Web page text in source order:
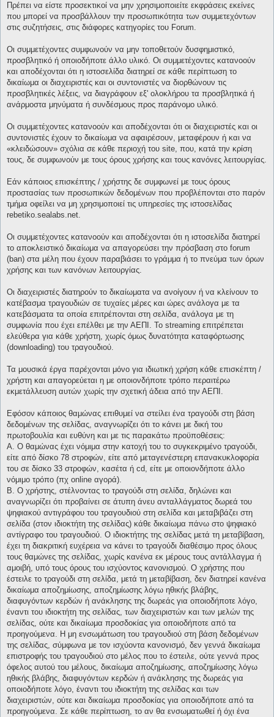
Πρέπει να είστε προσεκτικοί να μην χρησιμοποιείτε εκφράσεις εκείνες
που μπορεί να προσβάλλουν την προσωπικότητα των συμμετεχόντων
στις συζητήσεις, στις διάφορες κατηγορίες του Forum.
Οι συμμετέχοντες συμφωνούν να μην τοποθετούν δυσφημιστικό,
προσβλητικό ή οποιοδήποτε άλλο υλικό. Οι συμμετέχοντες κατανοούν
και αποδέχονται ότι η ιστοσελίδα διατηρεί σε κάθε περίπτωση το
δικαίωμα οι διαχειριστές και οι συντονιστές να διορθώνουν τις
προσβλητικές λέξεις, να διαγράφουν εξ' ολοκλήρου τα προσβλητικά ή
ανάρμοστα μηνύματα ή συνδέσμους προς παράνομο υλικό.
Οι συμμετέχοντες κατανοούν και αποδέχονται ότι οι διαχειριστές και οι
συντονιστές έχουν το δικαίωμα να αφαιρέσουν, μεταφέρουν ή και να
«κλειδώσουν» σχόλια σε κάθε περιοχή του site, που, κατά την κρίση
τους, δε συμφωνούν με τους όρους χρήσης και τους κανόνες λειτουργίας.
Εάν κάποιος επισκέπτης / χρήστης δε συμφωνεί με τους όρους
προστασίας των προσωπικών δεδομένων που προβλέπονται στο παρόν
τμήμα οφείλει να μη χρησιμοποιεί τις υπηρεσίες της ιστοσελίδας
rebetiko.sealabs.net.
Οι συμμετέχοντες κατανοούν και αποδέχονται ότι η ιστοσελίδα διατηρεί
το αποκλειστικό δικαίωμα να απαγορεύσει την πρόσβαση στο forum
(ban) στα μέλη που έχουν παραβιάσει το γράμμα ή το πνεύμα των όρων
χρήσης και των κανόνων λειτουργίας.
Οι διαχειριστές διατηρούν το δικαίωματα να ανοίγουν ή να κλείνουν το
κατέβασμα τραγουδιών σε τυχαίες μέρες και ώρες ανάλογα με τα
κατεβάσματα τα οποία επιτρέπονται στη σελίδα, ανάλογα με τη
συμφωνία που έχει επέλθει με την ΑΕΠΙ. Το streaming επιτρέπεται
ελεύθερα για κάθε χρήστη, χωρίς όμως δυνατότητα καταφόρτωσης
(downloading) του τραγουδιού.
Τα μουσικά έργα παρέχονται μόνο για ιδιωτική χρήση κάθε επισκέπτη /
χρήστη και απαγορεύεται η με οποιονδήποτε τρόπο περαιτέρω
εκμετάλλευση αυτών χωρίς την σχετική άδεια από την ΑΕΠΙ.
Εφόσον κάποιος θαμώνας επιθυμεί να στείλει ένα τραγούδι στη βάση
δεδομένων της σελίδας, αναγνωρίζει ότι το κάνει με δική του
πρωτοβουλία και ευθύνη και με τις παρακάτω προϋποθέσεις:
Α. Ο θαμώνας έχει νόμιμα στην κατοχή του το συγκεκριμένο τραγούδι,
είτε από δίσκο 78 στροφών, είτε από μεταγενέστερη επανακυκλοφορία
του σε δίσκο 33 στροφών, κασέτα ή cd, είτε με οποιονδήποτε άλλο
νόμιμο τρόπο (πχ online αγορά).
Β. Ο χρήστης, στέλνοντας το τραγούδι στη σελίδα, δηλώνει και
αναγνωρίζει ότι προβαίνει σε άτυπη άνευ ανταλλάγματος δωρεά του
ψηφιακού αντιγράφου του τραγουδιού στη σελίδα και μεταβιβάζει στη
σελίδα (στον ιδιοκτήτη της σελίδας) κάθε δικαίωμα πάνω στο ψηφιακό
αντίγραφο του τραγουδιού. Ο ιδιοκτήτης της σελίδας μετά τη μεταβίβαση,
έχει τη διακριτική ευχέρεια να κάνει το τραγούδι διαθέσιμο προς όλους
τους θαμώνες της σελίδας, χωρίς κανένα εκ μέρους τους αντάλλαγμα ή
αμοιβή, υπό τους όρους του ισχύοντος κανονισμού. Ο χρήστης που
έστειλε το τραγούδι στη σελίδα, μετά τη μεταβίβαση, δεν διατηρεί κανένα
δικαίωμα αποζημίωσης, αποζημίωσης λόγω ηθικής βλάβης,
διαφυγόντων κερδών ή ανάκλησης της δωρεάς για οποιοδήποτε λόγο,
έναντι του ιδιοκτήτη της σελίδας, των διαχειριστών και των μελών της
σελίδας, ούτε και δικαίωμα προσδοκίας για οποιοδήποτε από τα
προηγούμενα. Η μη ενσωμάτωση του τραγουδιού στη βάση δεδομένων
της σελίδας, σύμφωνα με τον ισχύοντα κανονισμό, δεν γεννά δικαίωμα
επιστροφής του τραγουδιού στο μέλος που το έστειλε, ούτε γεννά προς
όφελος αυτού του μέλους, δικαίωμα αποζημίωσης, αποζημίωσης λόγω
ηθικής βλάβης, διαφυγόντων κερδών ή ανάκλησης της δωρεάς για
οποιοδήποτε λόγο, έναντι του ιδιοκτήτη της σελίδας και των
διαχειριστών, ούτε και δικαίωμα προσδοκίας για οποιοδήποτε από τα
προηγούμενα. Σε κάθε περίπτωση, το αν θα ενσωματωθεί ή όχι ένα